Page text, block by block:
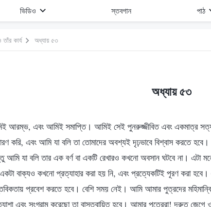
ভিডিও স্তবগান পাঠ
কার্য অধ্যায় ৫৩
অধ্যায় ৫৩
আরম্ভ, এবং আমিই সমাপ্তি। আমিই সেই পুনরুজ্জীবিত এবং একমাত্র
করি, এবং আমি যা বলি তা তোমাদের অবশ্যই দৃঢ়ভাবে বিশ্বাস করতে
আমি যা বলি তার এক বর্ণ বা একটি রেখারও কখনো অবসান ঘটবে না। এটা
বাক্যও কখনো প্রত্যাহার করা হয় নি, এবং প্রত্যেকটিই পূরণ করা
প্রবেশ করতে হবে। বেশি সময় নেই। আমি আমার পুত্রদের
এবং সংগ্রাম করেছো তা বাস্তবায়িত হবে। আমার পুত্রেরা! দ্রুত